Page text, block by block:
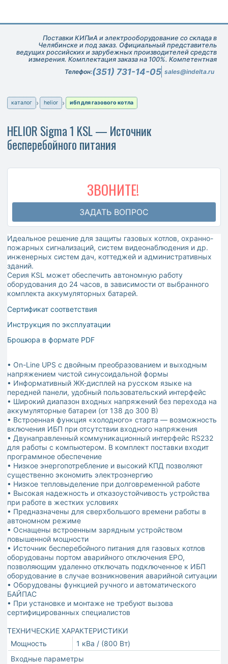
Поставки КИПиА и электрооборудование со склада в
Челябинске и под заказ. Официальный представитель
ведущих российских и зарубежных производителей средств
измерения. Комплектация заказа на 100%. Компетентная
техническая поддержка при подборе оборудования.
Телефон:(351) 731-14-05 sales@indelta.ru
каталог helior ибп для газового котла
HELIOR Sigma 1 KSL — Источник
бесперебойного питания
ЗВОНИТЕ!
ЗАДАТЬ ВОПРОС
Идеальное решение для защиты газовых котлов, охранно-
пожарных сигнализаций, систем видеонаблюдения и др.
инженерных систем дач, коттеджей и административных
зданий.
Серия KSL может обеспечить автономную работу
оборудования до 24 часов, в зависимости от выбранного
комплекта аккумуляторных батарей.
Сертификат соответствия
Инструкция по эксплуатации
Брошюра в формате PDF
• On-Line UPS с двойным преобразованием и выходным
напряжением чистой синусоидальной формы
• Информативный ЖК-дисплей на русском языке на
передней панели, удобный пользовательский интерфейс
• Широкий диапазон входных напряжений без перехода на
аккумуляторные батареи (от 138 до 300 В)
• Встроенная функция «холодного» старта — возможность
включения ИБП при отсутствии входного напряжения
• Двунаправленный коммуникационный интерфейс RS232
для работы с компьютером. В комплект поставки входит
программное обеспечение
• Низкое энергопотребление и высокий КПД позволяют
существенно экономить электроэнергию
• Низкое тепловыделение при долговременной работе
• Высокая надежность и отказоустойчивость устройства
при работе в жестких условиях
• Предназначены для сверхбольшого времени работы в
автономном режиме
• Оснащены встроенным зарядным устройством
повышенной мощности
• Источник бесперебойного питания для газовых котлов
оборудованы портом аварийного отключения EPO,
позволяющим удаленно отключать подключенное к ИБП
оборудование в случае возникновения аварийной ситуации
• Оборудованы функцией ручного и автоматического
БАЙПАС
• При установке и монтаже не требуют вызова
сертифицированных специалистов
ТЕХНИЧЕСКИЕ ХАРАКТЕРИСТИКИ
Мощность
1 кВа / (800 Вт)
Входные параметры